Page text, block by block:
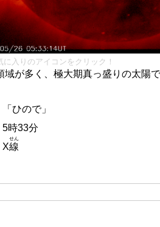
入りのアイコンをクリック！
域が多く、極大期真っ盛りの太陽で
「ひので」
5時33分
X線
せん